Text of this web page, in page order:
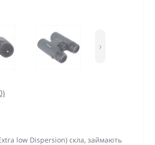
›
low Dispersion) скла, займають